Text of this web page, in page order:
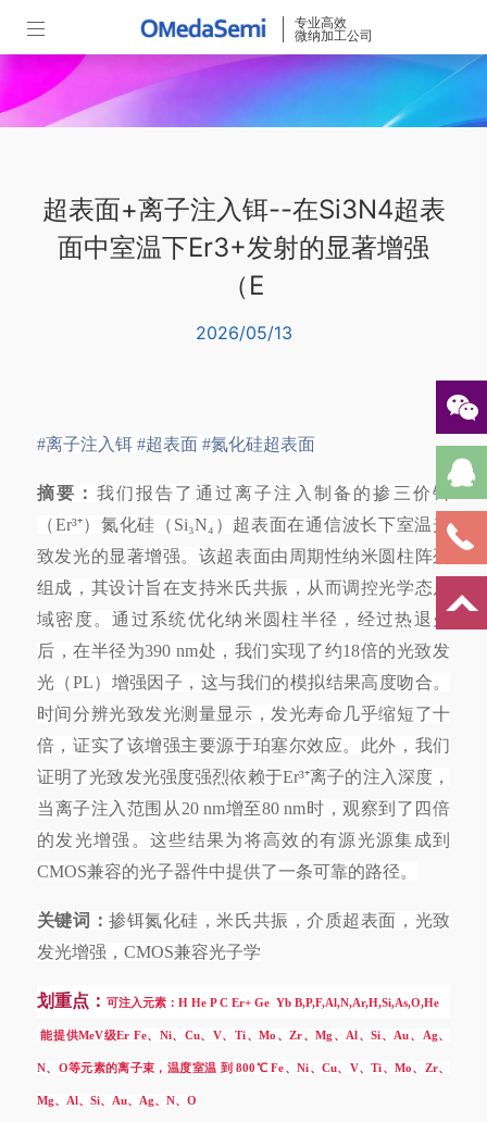
专业高效
微纳加工公司
超表面+离子注入铒--在Si3N4超表
面中室温下Er3+发射的显著增强
（E
2026/05/13
#离子注入铒 #超表面 #氮化硅超表面
摘要： 我们报告了通过离子注入制备的掺三价铒
（Er³⁺）氮化硅（Si₃N₄）超表面在通信波长下室温光
致发光的显著增强。该超表面由周期性纳米圆柱阵列
组成，其设计旨在支持米氏共振，从而调控光学态局
域密度。通过系统优化纳米圆柱半径，经过热退火
后，在半径为390 nm处，我们实现了约18倍的光致发
光（PL）增强因子，这与我们的模拟结果高度吻合。
时间分辨光致发光测量显示，发光寿命几乎缩短了十
倍，证实了该增强主要源于珀塞尔效应。此外，我们
证明了光致发光强度强烈依赖于Er³⁺离子的注入深度，
当离子注入范围从20 nm增至80 nm时，观察到了四倍
的发光增强。这些结果为将高效的有源光源集成到
CMOS兼容的光子器件中提供了一条可靠的路径。
关键词：掺铒氮化硅，米氏共振，介质超表面，光致
发光增强， CMOS兼容光子学
划重点： 可注入元素： H He P C Er+ Ge Yb B,P,F,Al,N,Ar,H,Si,As,O,He
能提供MeV级Er Fe、Ni、Cu、V、Ti、Mo、Zr、Mg、Al、Si、Au、Ag、
N、O等元素的离子束，温度室温 到 800℃ Fe、Ni、Cu、V、Ti、Mo、Zr、
Mg、Al、Si、Au、Ag、N、O